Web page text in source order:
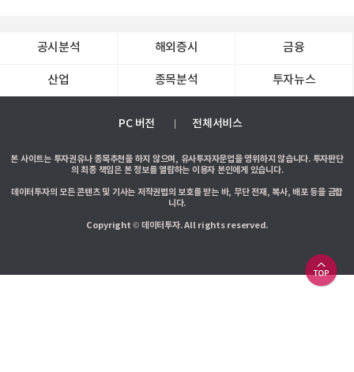
공시분석 해외증시 금융
산업 종목분석 투자뉴스
PC 버전 전체서비스
본 사이트는 투자권유나 종목추천을 하지 않으며, 유사투자자문업을 영위하지 않습니다. 투자판단
의 최종 책임은 본 정보를 열람하는 이용자 본인에게 있습니다.
데이터투자의 모든 콘텐츠 및 기사는 저작권법의 보호를 받는 바, 무단 전재, 복사, 배포 등을 금합
니다.
Copyright © 데이터투자. All rights reserved.